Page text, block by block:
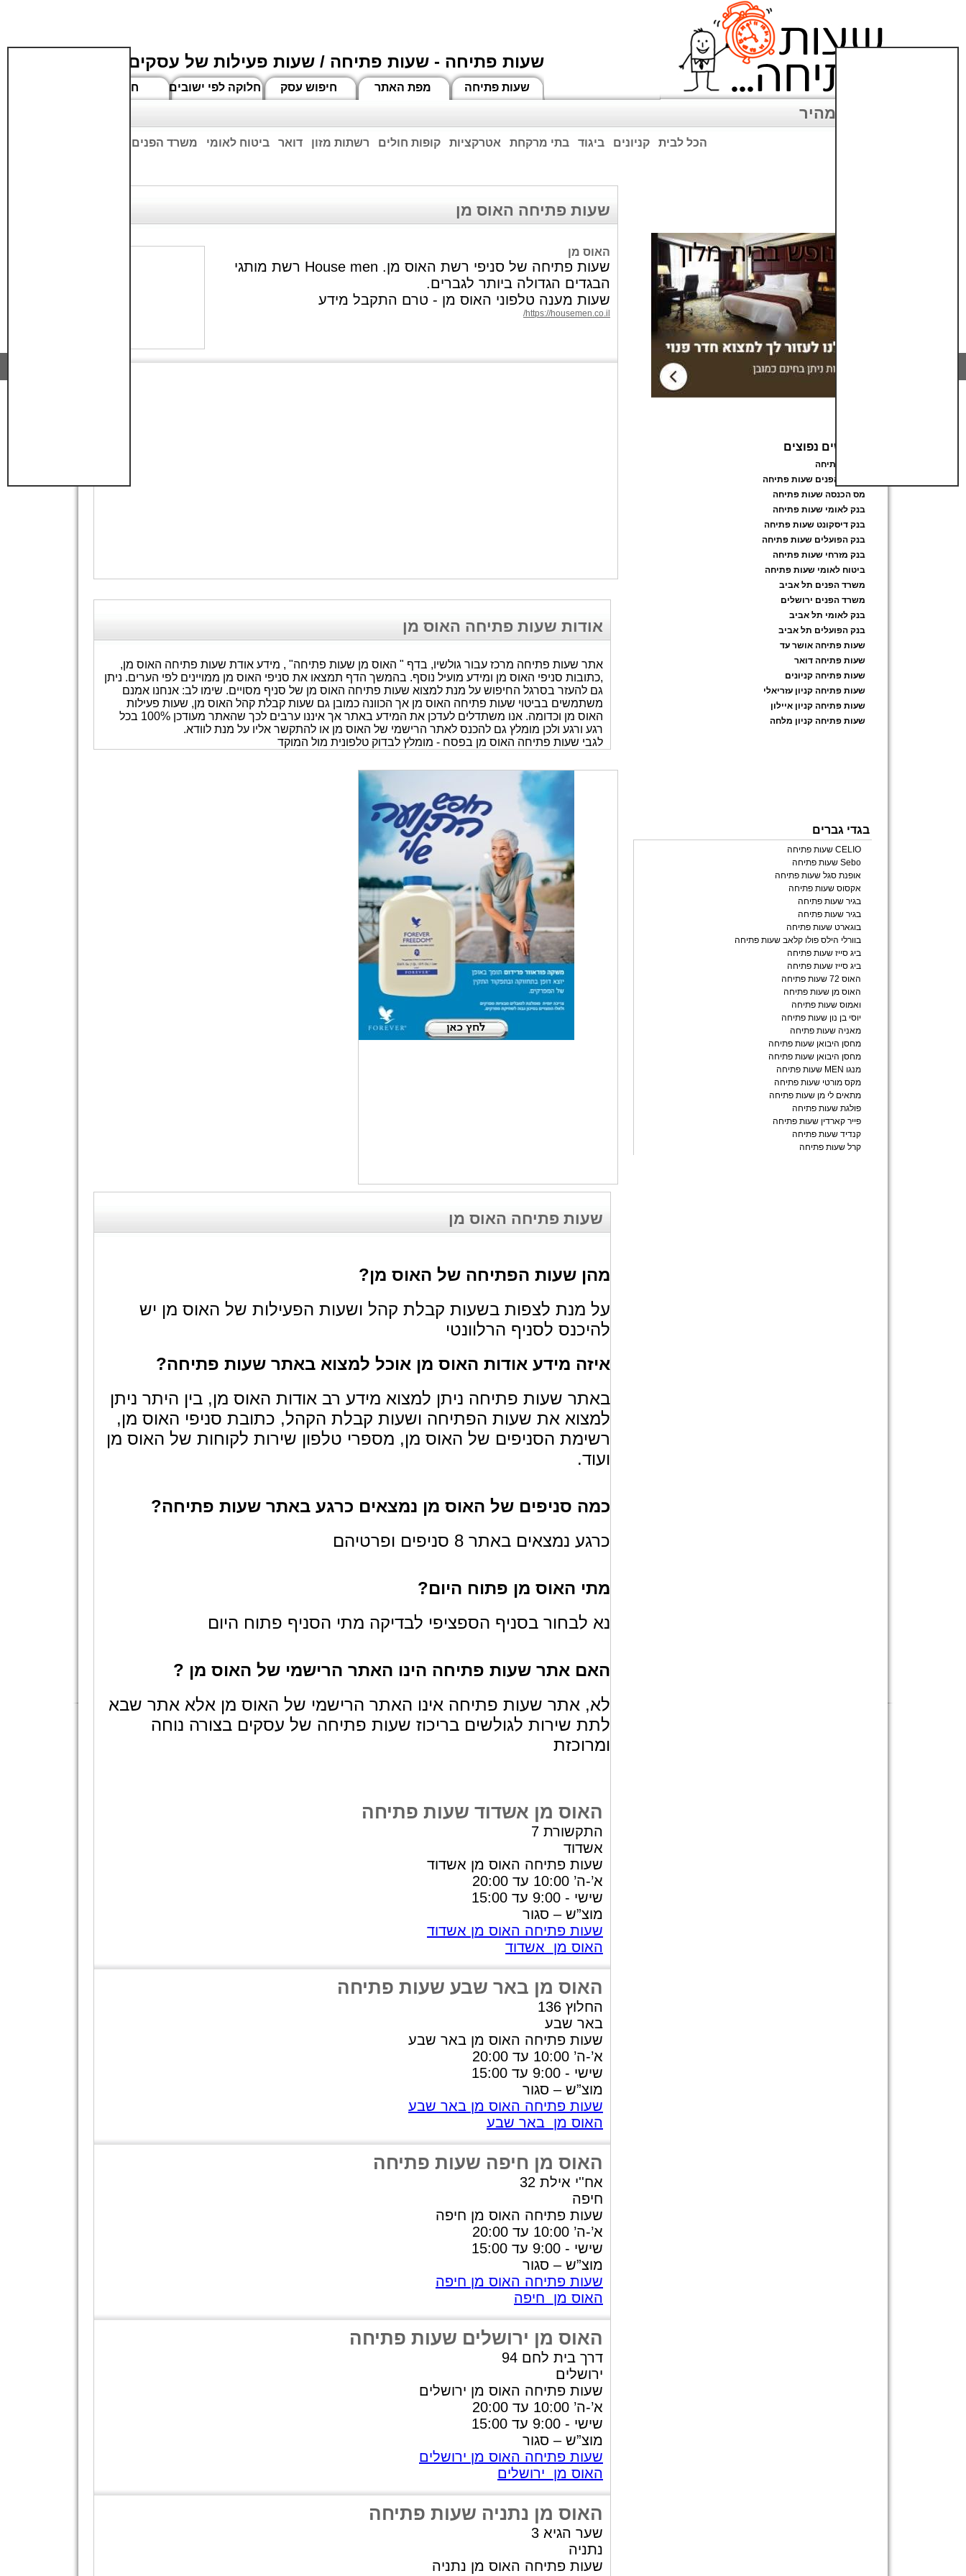
שעות פתיחה - שעות פתיחה / שעות פעילות של עסקים
חדשים חלוקה לפי ישובים חיפוש עסק מפת האתר שעות פתיחה
ניווט מהיר
משרד הפנים ביטוח לאומי דואר רשתות מזון קופות חולים אטרקציות בתי מרקחת ביגוד קניונים הכל לבית
שעות פתיחה האוס מן
האוס מן
שעות פתיחה של סניפי רשת האוס מן. House men רשת מותגי
הבגדים הגדולה ביותר לגברים.
שעות מענה טלפוני האוס מן - טרם התקבל מידע
https://housemen.co.il/
אודות שעות פתיחה האוס מן
אתר שעות פתיחה מרכז עבור גולשיו, בדף " האוס מן שעות פתיחה" , מידע אודת שעות פתיחה האוס מן,
,כתובות סניפי האוס מן ומידע מועיל נוסף. בהמשך הדף תמצאו את סניפי האוס מן ממויינים לפי הערים. ניתן
גם להעזר בסרגל החיפוש על מנת למצוא שעות פתיחה האוס מן של סניף מסויים. שימו לב: אנחנו אמנם
משתמשים בביטוי שעות פתיחה האוס מן אך הכוונה כמובן גם שעות קבלת קהל האוס מן, שעות פעילות
האוס מן וכדומה. אנו משתדלים לעדכן את המידע באתר אך איננו ערבים לכך שהאתר מעודכן 100% בכל
רגע ורגע ולכן מומלץ גם להכנס לאתר הרישמי של האוס מן או להתקשר אליו על מנת לוודא.
לגבי שעות פתיחה האוס מן בפסח - מומלץ לבדוק טלפונית מול המוקד
שעות פתיחה האוס מן
מהן שעות הפתיחה של האוס מן?
על מנת לצפות בשעות קבלת קהל ושעות הפעילות של האוס מן יש
להיכנס לסניף הרלוונטי
איזה מידע אודות האוס מן אוכל למצוא באתר שעות פתיחה?
באתר שעות פתיחה ניתן למצוא מידע רב אודות האוס מן, בין היתר ניתן
למצוא את שעות הפתיחה ושעות קבלת הקהל, כתובת סניפי האוס מן,
רשימת הסניפים של האוס מן, מספרי טלפון שירות לקוחות של האוס מן
ועוד.
כמה סניפים של האוס מן נמצאים כרגע באתר שעות פתיחה?
כרגע נמצאים באתר 8 סניפים ופרטיהם
מתי האוס מן פתוח היום?
נא לבחור בסניף הספציפי לבדיקה מתי הסניף פתוח היום
האם אתר שעות פתיחה הינו האתר הרישמי של האוס מן ?
לא, אתר שעות פתיחה אינו האתר הרישמי של האוס מן אלא אתר שבא
לתת שירות לגולשים בריכוז שעות פתיחה של עסקים בצורה נוחה
ומרוכזת
האוס מן אשדוד שעות פתיחה
התקשורת 7
אשדוד
שעות פתיחה האוס מן אשדוד
א’-ה’ 10:00 עד 20:00
שישי - 9:00 עד 15:00
מוצ”ש – סגור
שעות פתיחה האוס מן אשדוד
האוס מן אשדוד
האוס מן באר שבע שעות פתיחה
החלוץ 136
באר שבע
שעות פתיחה האוס מן באר שבע
א’-ה’ 10:00 עד 20:00
שישי - 9:00 עד 15:00
מוצ”ש – סגור
שעות פתיחה האוס מן באר שבע
האוס מן באר שבע
האוס מן חיפה שעות פתיחה
אח''י אילת 32
חיפה
שעות פתיחה האוס מן חיפה
א’-ה’ 10:00 עד 20:00
שישי - 9:00 עד 15:00
מוצ”ש – סגור
שעות פתיחה האוס מן חיפה
האוס מן חיפה
האוס מן ירושלים שעות פתיחה
דרך בית לחם 94
ירושלים
שעות פתיחה האוס מן ירושלים
א’-ה’ 10:00 עד 20:00
שישי - 9:00 עד 15:00
מוצ”ש – סגור
שעות פתיחה האוס מן ירושלים
האוס מן ירושלים
האוס מן נתניה שעות פתיחה
שער הגיא 3
נתניה
שעות פתיחה האוס מן נתניה
חיפושים נפוצים
שעות פתיחה
משרד הפנים שעות פתיחה
מס הכנסה שעות פתיחה
בנק לאומי שעות פתיחה
בנק דיסקונט שעות פתיחה
בנק הפועלים שעות פתיחה
בנק מזרחי שעות פתיחה
ביטוח לאומי שעות פתיחה
משרד הפנים תל אביב
משרד הפנים ירושלים
בנק לאומי תל אביב
בנק הפועלים תל אביב
שעות פתיחה אושר עד
שעות פתיחה דואר
שעות פתיחה קניונים
שעות פתיחה קניון עזריאלי
שעות פתיחה קניון איילון
שעות פתיחה קניון מלחה
בגדי גברים
CELIO שעות פתיחה
Sebo שעות פתיחה
אופנת סגל שעות פתיחה
אקסוס שעות פתיחה
בגיר שעות פתיחה
בגיר שעות פתיחה
בוגארט שעות פתיחה
בוורלי הילס פולו קלאב שעות פתיחה
ביג סייז שעות פתיחה
ביג סייז שעות פתיחה
האוס 72 שעות פתיחה
האוס מן שעות פתיחה
ואמוס שעות פתיחה
יוסי בן נון שעות פתיחה
מאניה שעות פתיחה
מחסן היבואן שעות פתיחה
מחסן היבואן שעות פתיחה
מנגו MEN שעות פתיחה
מקס מורטי שעות פתיחה
מתאים לי מן שעות פתיחה
פולגת שעות פתיחה
פייר קארדין שעות פתיחה
קנדיד שעות פתיחה
קרל שעות פתיחה